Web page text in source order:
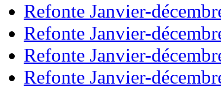
Refonte Janvier-
Refonte Janvier-
Refonte Janvier-
Refonte Janvier-